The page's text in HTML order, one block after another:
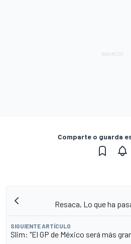
Comparte o guarda
Resaca, Lo que ha
SIGUIENTE ARTÍCULO
Slim: "El GP de México será más